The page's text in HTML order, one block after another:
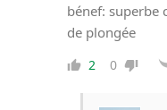
bénef: superbe
de plongée
2 0